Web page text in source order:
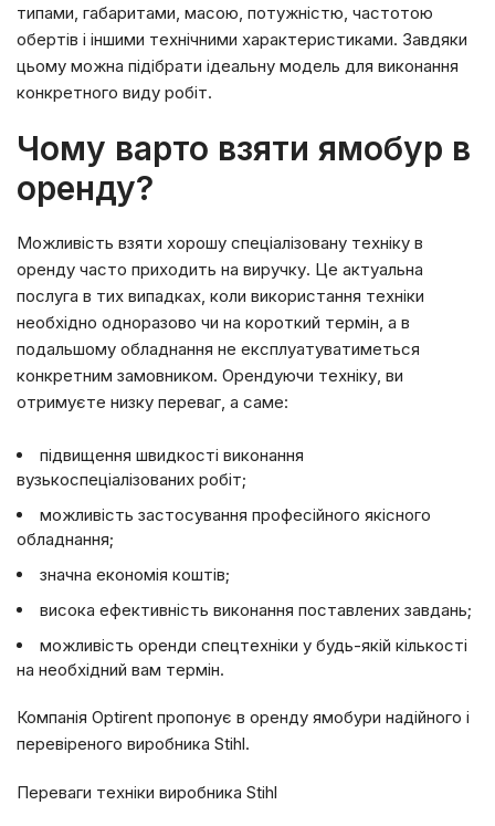
типами, габаритами, масою, потужністю, частотою
обертів і іншими технічними характеристиками. Завдяки
цьому можна підібрати ідеальну модель для виконання
конкретного виду робіт.
Чому варто взяти ямобур в
оренду?
Можливість взяти хорошу спеціалізовану техніку в
оренду часто приходить на виручку. Це актуальна
послуга в тих випадках, коли використання техніки
необхідно одноразово чи на короткий термін, а в
подальшому обладнання не експлуатуватиметься
конкретним замовником. Орендуючи техніку, ви
отримуєте низку переваг, а саме:
підвищення швидкості виконання
вузькоспеціалізованих робіт;
можливість застосування професійного якісного
обладнання;
значна економія коштів;
висока ефективність виконання поставлених завдань;
можливість оренди спецтехніки у будь-якій кількості
на необхідний вам термін.
Компанія Optirent пропонує в оренду ямобури надійного і
перевіреного виробника Stihl.
Переваги техніки виробника Stihl